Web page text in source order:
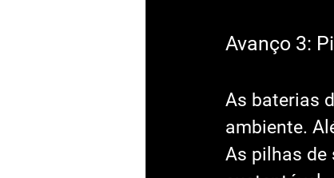
Avanço 3:
As baterias
ambiente.
As pilhas de